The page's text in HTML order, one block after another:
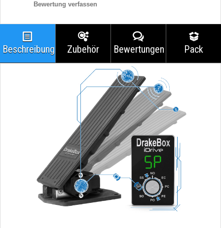
Bewertung verfassen
Beschreibung Zubehör Bewertungen Pack